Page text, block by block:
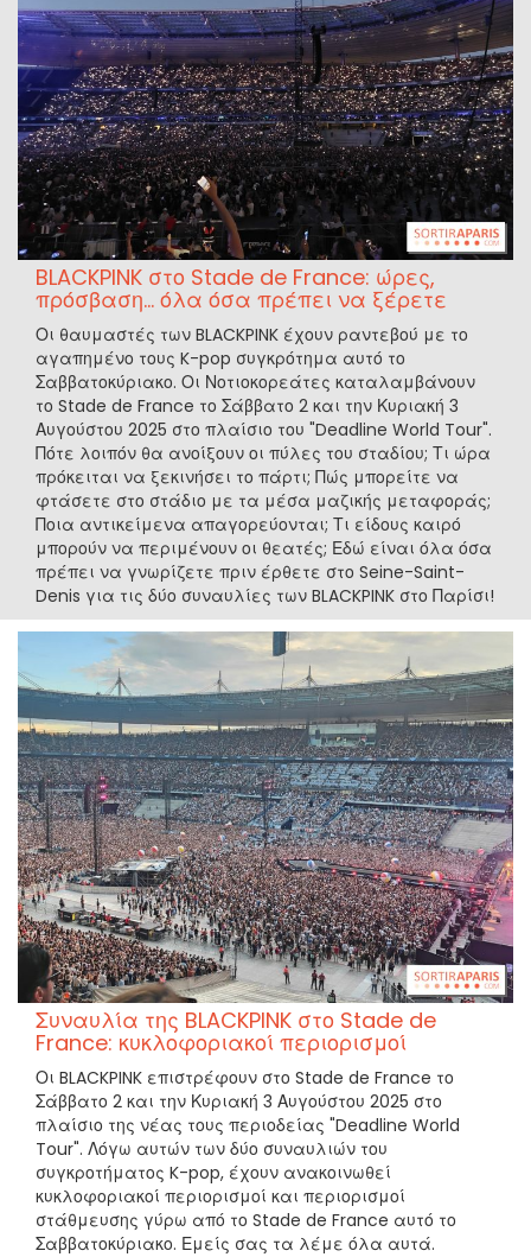
BLACKPINK στο Stade de France: ώρες,
πρόσβαση... όλα όσα πρέπει να ξέρετε
Οι θαυμαστές των BLACKPINK έχουν ραντεβού με το
αγαπημένο τους K-pop συγκρότημα αυτό το
Σαββατοκύριακο. Οι Νοτιοκορεάτες καταλαμβάνουν
το Stade de France το Σάββατο 2 και την Κυριακή 3
Αυγούστου 2025 στο πλαίσιο του "Deadline World Tour".
Πότε λοιπόν θα ανοίξουν οι πύλες του σταδίου; Τι ώρα
πρόκειται να ξεκινήσει το πάρτι; Πώς μπορείτε να
φτάσετε στο στάδιο με τα μέσα μαζικής μεταφοράς;
Ποια αντικείμενα απαγορεύονται; Τι είδους καιρό
μπορούν να περιμένουν οι θεατές; Εδώ είναι όλα όσα
πρέπει να γνωρίζετε πριν έρθετε στο Seine-Saint-
Denis για τις δύο συναυλίες των BLACKPINK στο Παρίσι!
Συναυλία της BLACKPINK στο Stade de
France: κυκλοφοριακοί περιορισμοί
Οι BLACKPINK επιστρέφουν στο Stade de France το
Σάββατο 2 και την Κυριακή 3 Αυγούστου 2025 στο
πλαίσιο της νέας τους περιοδείας "Deadline World
Tour". Λόγω αυτών των δύο συναυλιών του
συγκροτήματος K-pop, έχουν ανακοινωθεί
κυκλοφοριακοί περιορισμοί και περιορισμοί
στάθμευσης γύρω από το Stade de France αυτό το
Σαββατοκύριακο. Εμείς σας τα λέμε όλα αυτά.